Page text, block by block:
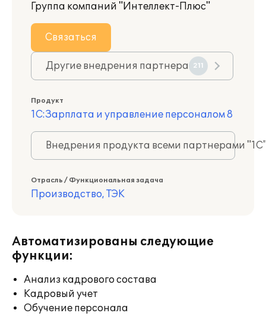
Группа компаний "Интеллект-Плюс"
Связаться
Другие внедрения партнера 211
Продукт
1С:Зарплата и управление персоналом 8
Внедрения продукта всеми партнерами
Отрасль / Функциональная задача
Производство, ТЭК
Автоматизированы следующие
функции:
Анализ кадрового состава
Кадровый учет
Обучение персонала